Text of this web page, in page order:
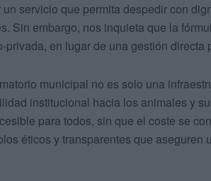
un servicio que permita despedir con
Sin embargo, nos inquieta que la
privada, en lugar de una gestión directa
municipal no es solo una
institucional hacia los animales y
para todos, sin que el coste se
éticos y transparentes que aseguren